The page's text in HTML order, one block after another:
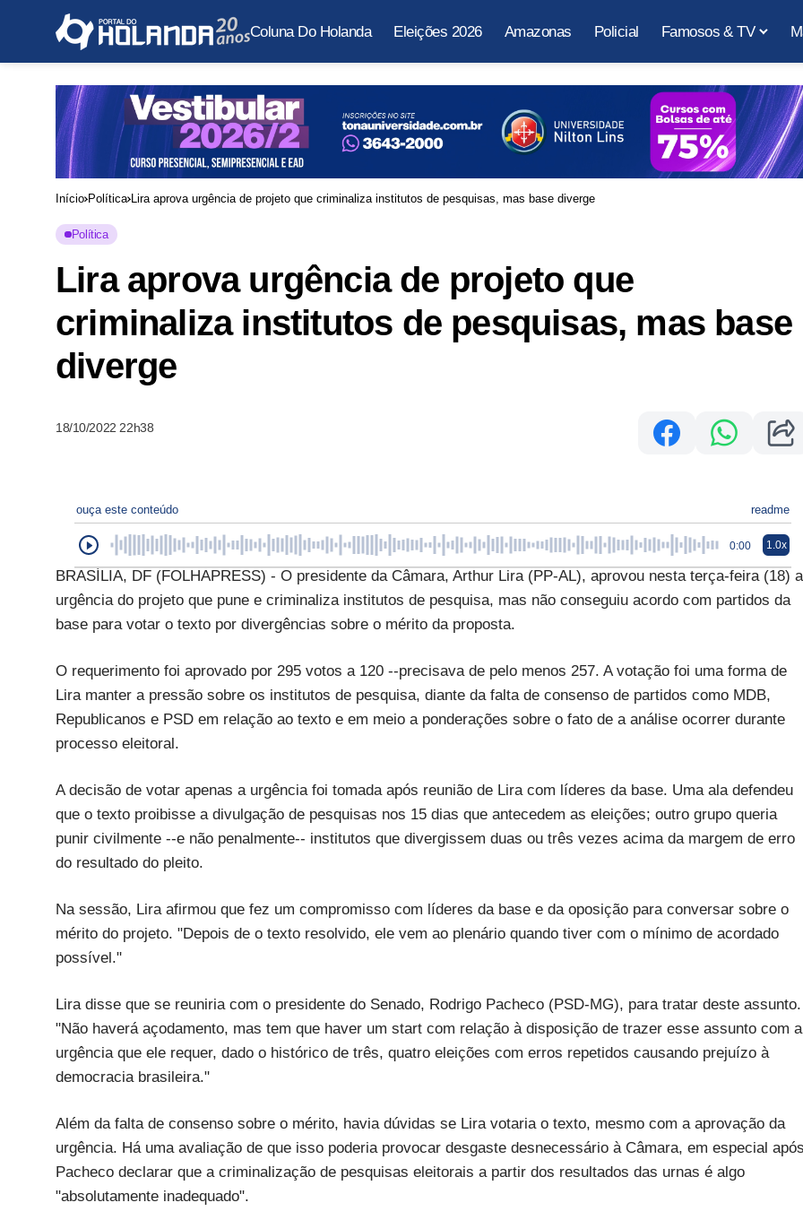
Coluna Do Holanda Eleições 2026 Amazonas Policial Famosos & TV
Início Política Lira aprova urgência de projeto que criminaliza institutos de pesquisas, mas base diverge
Política
Lira aprova urgência de projeto que
criminaliza institutos de pesquisas, mas base
diverge
18/10/2022 22h38
ouça este conteúdo readme
0:00 1.0x
BRASÍLIA, DF (FOLHAPRESS) - O presidente da Câmara, Arthur Lira (PP-AL), aprovou nesta terça-feira (18) a
urgência do projeto que pune e criminaliza institutos de pesquisa, mas não conseguiu acordo com partidos da
base para votar o texto por divergências sobre o mérito da proposta.
O requerimento foi aprovado por 295 votos a 120 --precisava de pelo menos 257. A votação foi uma forma de
Lira manter a pressão sobre os institutos de pesquisa, diante da falta de consenso de partidos como MDB,
Republicanos e PSD em relação ao texto e em meio a ponderações sobre o fato de a análise ocorrer durante
processo eleitoral.
A decisão de votar apenas a urgência foi tomada após reunião de Lira com líderes da base. Uma ala defendeu
que o texto proibisse a divulgação de pesquisas nos 15 dias que antecedem as eleições; outro grupo queria
punir civilmente --e não penalmente-- institutos que divergissem duas ou três vezes acima da margem de erro
do resultado do pleito.
Na sessão, Lira afirmou que fez um compromisso com líderes da base e da oposição para conversar sobre o
mérito do projeto. "Depois de o texto resolvido, ele vem ao plenário quando tiver com o mínimo de acordado
possível."
Lira disse que se reuniria com o presidente do Senado, Rodrigo Pacheco (PSD-MG), para tratar deste assunto.
"Não haverá açodamento, mas tem que haver um start com relação à disposição de trazer esse assunto com a
urgência que ele requer, dado o histórico de três, quatro eleições com erros repetidos causando prejuízo à
democracia brasileira."
Além da falta de consenso sobre o mérito, havia dúvidas se Lira votaria o texto, mesmo com a aprovação da
urgência. Há uma avaliação de que isso poderia provocar desgaste desnecessário à Câmara, em especial após
Pacheco declarar que a criminalização de pesquisas eleitorais a partir dos resultados das urnas é algo
"absolutamente inadequado".